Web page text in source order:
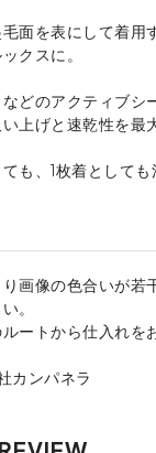
面を表にして着用
クスに。
どのアクティブシ
上げと速乾性を最
も、1枚着として
画像の色合いが若
。
ートから仕入れを
カンパネラ